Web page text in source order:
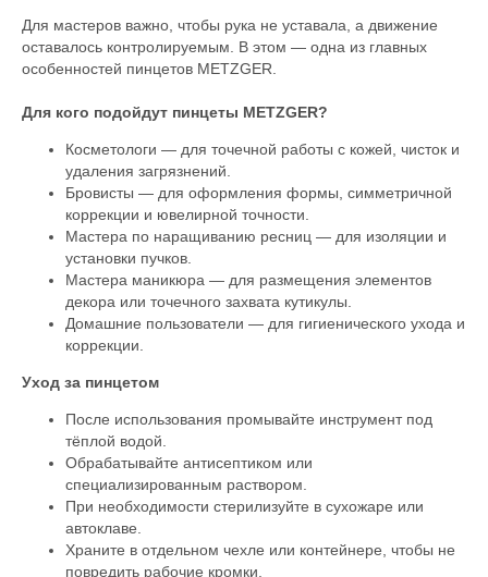
Для мастеров важно, чтобы рука не уставала, а движение
оставалось контролируемым. В этом — одна из главных
особенностей пинцетов METZGER.
Для кого подойдут пинцеты METZGER?
Косметологи — для точечной работы с кожей, чисток и
удаления загрязнений.
Бровисты — для оформления формы, симметричной
коррекции и ювелирной точности.
Мастера по наращиванию ресниц — для изоляции и
установки пучков.
Мастера маникюра — для размещения элементов
декора или точечного захвата кутикулы.
Домашние пользователи — для гигиенического ухода и
коррекции.
Уход за пинцетом
После использования промывайте инструмент под
тёплой водой.
Обрабатывайте антисептиком или
специализированным раствором.
При необходимости стерилизуйте в сухожаре или
автоклаве.
Храните в отдельном чехле или контейнере, чтобы не
повредить рабочие кромки.